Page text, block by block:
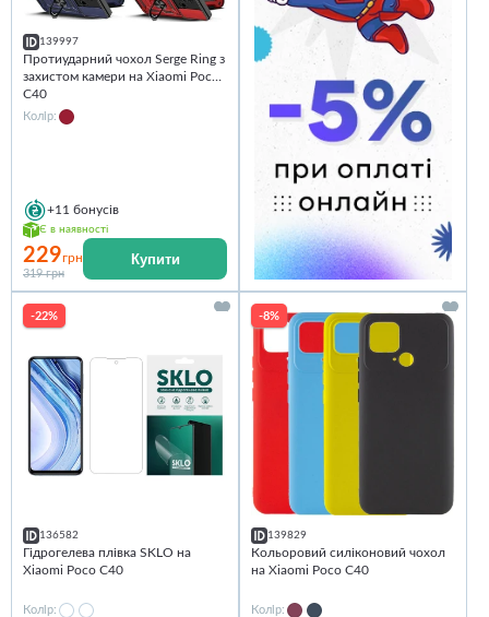
139997
Протиударний чохол Serge Ring з
захистом камери на Xiaomi Poco
C40
Колір:
+11 бонусів
Є в наявності
229грн
319 грн
Купити
-22%
136582
Гідрогелева плівка SKLO на
Xiaomi Poco C40
Колір:
-8%
139829
Кольоровий силіконовий чохол
на Xiaomi Poco C40
Колір: